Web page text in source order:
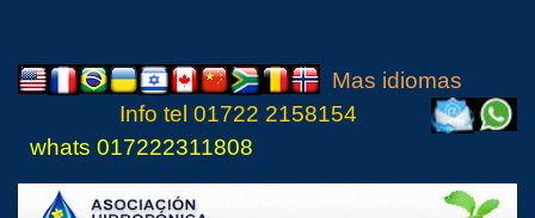
Mas idiomas
Info tel 01722 2158154
whats 017222311808